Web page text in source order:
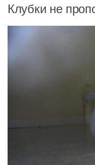
Клубки не